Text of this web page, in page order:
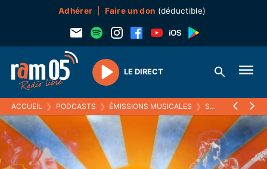
Adhérer Faire un don (déductible)
Play
LE DIRECT
ACCUEIL ❯ PODCASTS ❯ ÉMISSIONS MUSICALES ❯ SUMMERTIME